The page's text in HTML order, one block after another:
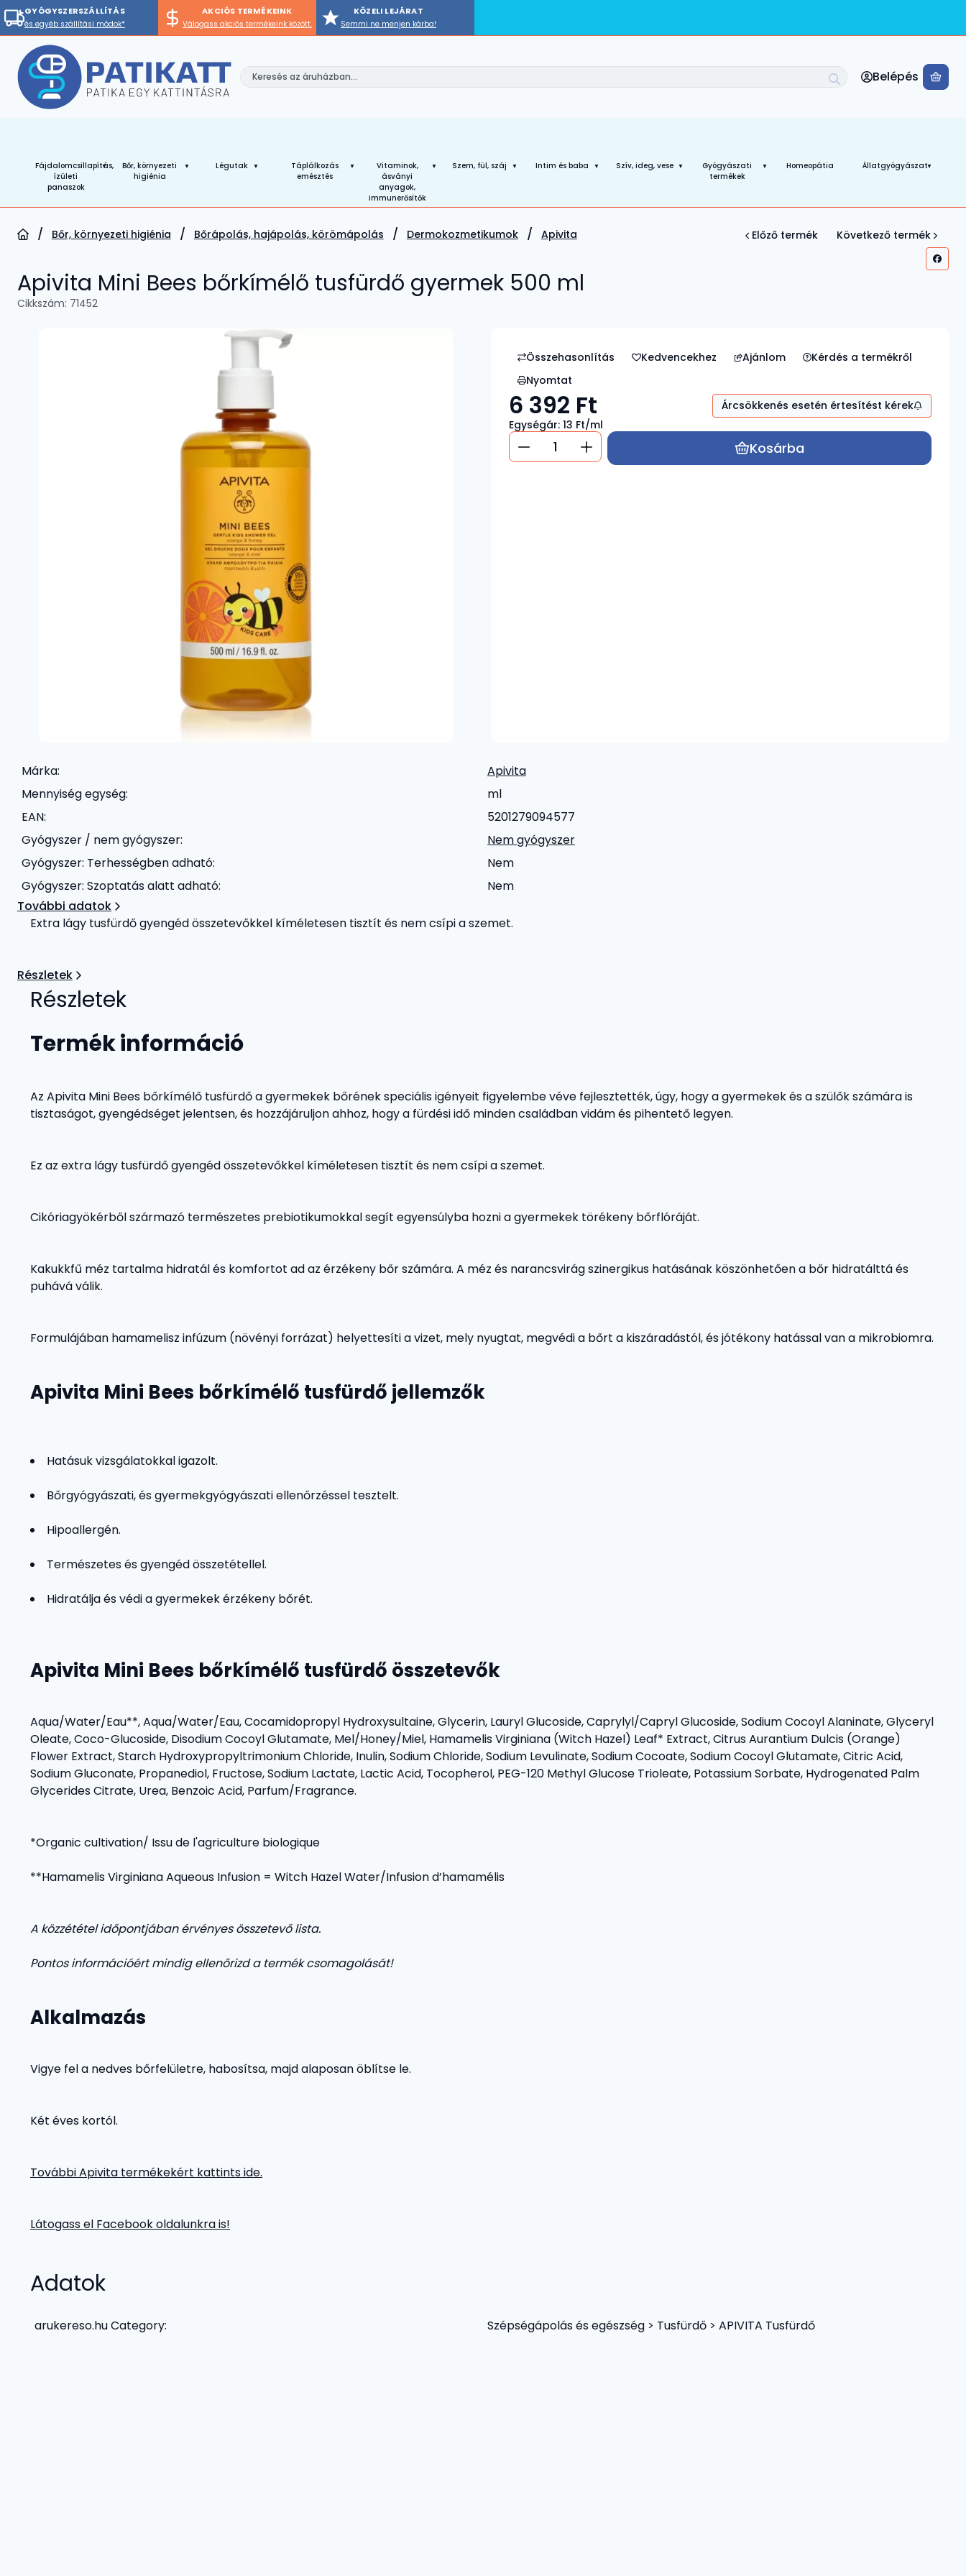
GYÓGYSZERSZÁLLÍTÁS
és egyéb szállítási módok*
AKCIÓS TERMÉKEINK
Válogass akciós termékeink között.
KÖZELI LEJÁRAT
Semmi ne menjen kárba!
Belépés A
Fájdalomcsillapítás,
ízületi
panaszok
Bőr, környezeti
higiénia
Légutak
Táplálkozás
emésztés
Vitaminok,
ásványi
anyagok,
immunerősítők
Szem, fül, száj Intim és baba Szív, ideg, vese
Gyógyászati
termékek
Homeopátia Állatgyógyászat
Bőr, környezeti higiénia Bőrápolás, hajápolás, körömápolás Dermokozmetikumok Apivita Előző termék Következő termék
Apivita Mini Bees bőrkímélő tusfürdő gyermek 500 ml
Cikkszám: 71452
Márka:
Apivita
Mennyiség egység:
ml
EAN:
5201279094577
Gyógyszer / nem gyógyszer:
Nem gyógyszer
Gyógyszer: Terhességben adható:
Nem
Gyógyszer: Szoptatás alatt adható:
Nem
További adatok
Extra lágy tusfürdő gyengéd összetevőkkel kíméletesen tisztít és nem csípi a szemet.
Részletek
Ajánlom
Kérdés a termékről
Nyomtat
6 392 Ft
Árcsökkenés esetén értesítést kérek
Egységár: 13 Ft/ml
Kosárba
Részletek
Termék információ
Az Apivita Mini Bees bőrkímélő tusfürdő a gyermekek bőrének speciális igényeit figyelembe véve fejlesztették, úgy, hogy a gyermekek és a szülők számára is
tisztaságot, gyengédséget jelentsen, és hozzájáruljon ahhoz, hogy a fürdési idő minden családban vidám és pihentető legyen.
Ez az extra lágy tusfürdő gyengéd összetevőkkel kíméletesen tisztít és nem csípi a szemet.
Cikóriagyökérből származó természetes prebiotikumokkal segít egyensúlyba hozni a gyermekek törékeny bőrflóráját.
Kakukkfű méz tartalma hidratál és komfortot ad az érzékeny bőr számára. A méz és narancsvirág szinergikus hatásának köszönhetően a bőr hidratálttá és
puhává válik.
Formulájában hamamelisz infúzum (növényi forrázat) helyettesíti a vizet, mely nyugtat, megvédi a bőrt a kiszáradástól, és jótékony hatással van a mikrobiomra.
Apivita Mini Bees bőrkímélő tusfürdő jellemzők
Hatásuk vizsgálatokkal igazolt.
Bőrgyógyászati, és gyermekgyógyászati ellenőrzéssel tesztelt.
Hipoallergén.
Természetes és gyengéd összetétellel.
Hidratálja és védi a gyermekek érzékeny bőrét.
Apivita Mini Bees bőrkímélő tusfürdő összetevők
Aqua/Water/Eau**, Aqua/Water/Eau, Cocamidopropyl Hydroxysultaine, Glycerin, Lauryl Glucoside, Caprylyl/Capryl Glucoside, Sodium Cocoyl Alaninate, Glyceryl
Oleate, Coco-Glucoside, Disodium Cocoyl Glutamate, Mel/Honey/Miel, Hamamelis Virginiana (Witch Hazel) Leaf* Extract, Citrus Aurantium Dulcis (Orange)
Flower Extract, Starch Hydroxypropyltrimonium Chloride, Inulin, Sodium Chloride, Sodium Levulinate, Sodium Cocoate, Sodium Cocoyl Glutamate, Citric Acid,
Sodium Gluconate, Propanediol, Fructose, Sodium Lactate, Lactic Acid, Tocopherol, PEG-120 Methyl Glucose Trioleate, Potassium Sorbate, Hydrogenated Palm
Glycerides Citrate, Urea, Benzoic Acid, Parfum/Fragrance.
*Organic cultivation/ Issu de l'agriculture biologique
**Hamamelis Virginiana Aqueous Infusion = Witch Hazel Water/Infusion d’hamamélis
A közzététel időpontjában érvényes összetevő lista.
Pontos információért mindig ellenőrizd a termék csomagolását!
Alkalmazás
Vigye fel a nedves bőrfelületre, habosítsa, majd alaposan öblítse le.
Két éves kortól.
További Apivita termékekért kattints ide.
Látogass el Facebook oldalunkra is!
Adatok
arukereso.hu Category: Szépségápolás és egészség > Tusfürdő > APIVITA Tusfürdő